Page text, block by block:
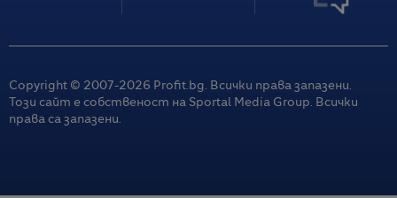
Copyright © 2007-2026 Profit.bg. Всички права запазени.
Този сайт е собственост на Sportal Media Group. Всички
права са запазени.